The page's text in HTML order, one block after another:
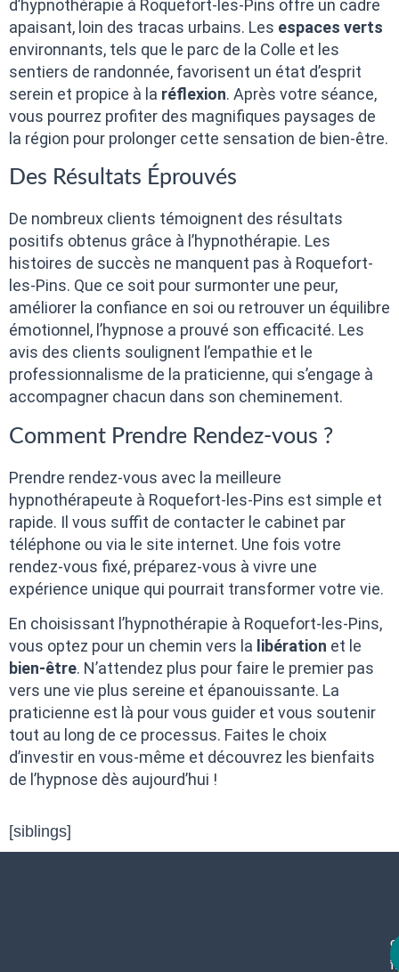
d’hypnothérapie à Roquefort-les-Pins offre un cadre
apaisant, loin des tracas urbains. Les espaces verts
environnants, tels que le parc de la Colle et les
sentiers de randonnée, favorisent un état d’esprit
serein et propice à la réflexion. Après votre séance,
vous pourrez profiter des magnifiques paysages de
la région pour prolonger cette sensation de bien-être.
Des Résultats Éprouvés
De nombreux clients témoignent des résultats
positifs obtenus grâce à l’hypnothérapie. Les
histoires de succès ne manquent pas à Roquefort-
les-Pins. Que ce soit pour surmonter une peur,
améliorer la confiance en soi ou retrouver un équilibre
émotionnel, l’hypnose a prouvé son efficacité. Les
avis des clients soulignent l’empathie et le
professionnalisme de la praticienne, qui s’engage à
accompagner chacun dans son cheminement.
Comment Prendre Rendez-vous ?
Prendre rendez-vous avec la meilleure
hypnothérapeute à Roquefort-les-Pins est simple et
rapide. Il vous suffit de contacter le cabinet par
téléphone ou via le site internet. Une fois votre
rendez-vous fixé, préparez-vous à vivre une
expérience unique qui pourrait transformer votre vie.
En choisissant l’hypnothérapie à Roquefort-les-Pins,
vous optez pour un chemin vers la libération et le
bien-être. N’attendez plus pour faire le premier pas
vers une vie plus sereine et épanouissante. La
praticienne est là pour vous guider et vous soutenir
tout au long de ce processus. Faites le choix
d’investir en vous-même et découvrez les bienfaits
de l’hypnose dès aujourd’hui !
[siblings]